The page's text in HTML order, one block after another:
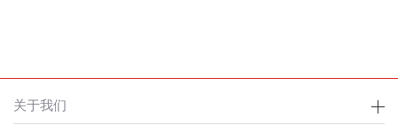
关于我们